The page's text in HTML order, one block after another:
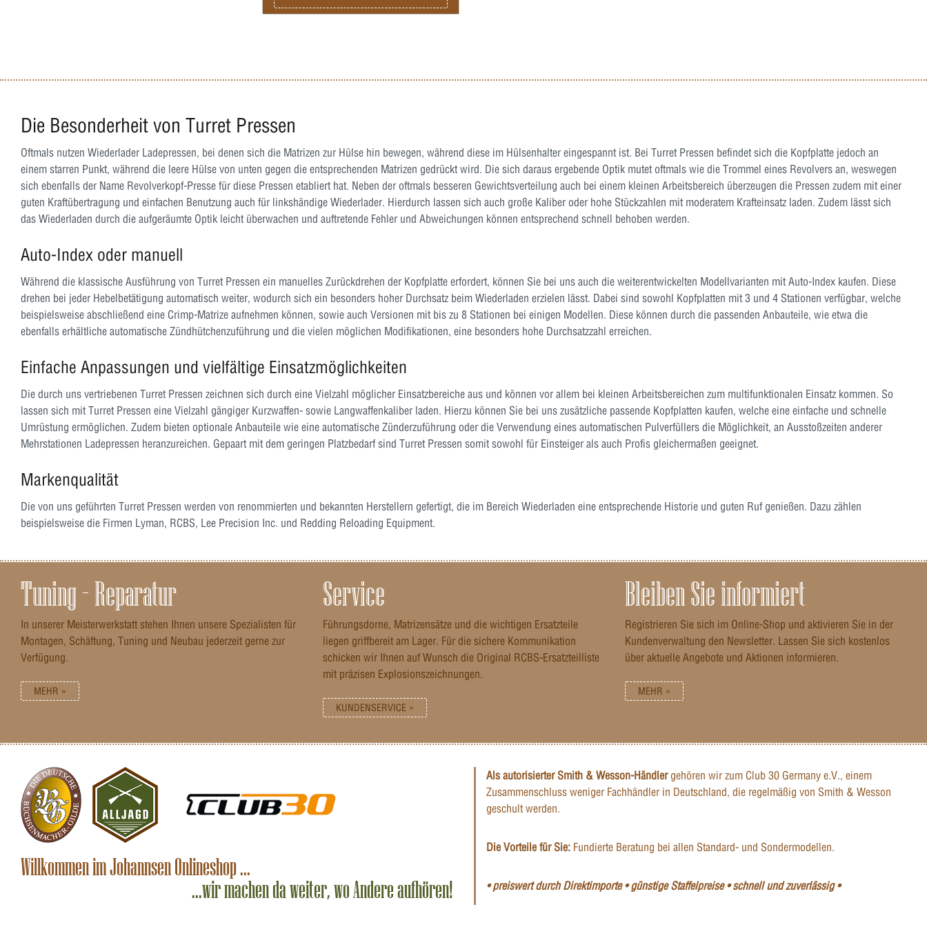
einer Kopfplatte und der automatischen
Die Besonderheit von Turret Pressen
Oftmals nutzen Wiederlader Ladepressen, bei denen sich die Matrizen zur Hülse hin bewegen, während diese im Hülsenhalter eingespannt ist. Bei Turret Pressen befindet sich die Kopfplatte jedoch an
einem starren Punkt, während die leere Hülse von unten gegen die entsprechenden Matrizen gedrückt wird. Die sich daraus ergebende Optik mutet oftmals wie die Trommel eines Revolvers an, weswegen
sich ebenfalls der Name Revolverkopf-Presse für diese Pressen etabliert hat. Neben der oftmals besseren Gewichtsverteilung auch bei einem kleinen Arbeitsbereich überzeugen die Pressen zudem mit einer
guten Kraftübertragung und einfachen Benutzung auch für linkshändige Wiederlader. Hierdurch lassen sich auch große Kaliber oder hohe Stückzahlen mit moderatem Krafteinsatz laden. Zudem lässt sich
das Wiederladen durch die aufgeräumte Optik leicht überwachen und auftretende Fehler und Abweichungen können entsprechend schnell behoben werden.
Auto-Index oder manuell
Während die klassische Ausführung von Turret Pressen ein manuelles Zurückdrehen der Kopfplatte erfordert, können Sie bei uns auch die weiterentwickelten Modellvarianten mit Auto-Index kaufen. Diese
drehen bei jeder Hebelbetätigung automatisch weiter, wodurch sich ein besonders hoher Durchsatz beim Wiederladen erzielen lässt. Dabei sind sowohl Kopfplatten mit 3 und 4 Stationen verfügbar, welche
beispielsweise abschließend eine Crimp-Matrize aufnehmen können, sowie auch Versionen mit bis zu 8 Stationen bei einigen Modellen. Diese können durch die passenden Anbauteile, wie etwa die
ebenfalls erhältliche automatische Zündhütchenzuführung und die vielen möglichen Modifikationen, eine besonders hohe Durchsatzzahl erreichen.
Einfache Anpassungen und vielfältige Einsatzmöglichkeiten
Die durch uns vertriebenen Turret Pressen zeichnen sich durch eine Vielzahl möglicher Einsatzbereiche aus und können vor allem bei kleinen Arbeitsbereichen zum multifunktionalen Einsatz kommen. So
lassen sich mit Turret Pressen eine Vielzahl gängiger Kurzwaffen- sowie Langwaffenkaliber laden. Hierzu können Sie bei uns zusätzliche passende Kopfplatten kaufen, welche eine einfache und schnelle
Umrüstung ermöglichen. Zudem bieten optionale Anbauteile wie eine automatische Zünderzuführung oder die Verwendung eines automatischen Pulverfüllers die Möglichkeit, an Ausstoßzeiten anderer
Mehrstationen Ladepressen heranzureichen. Gepaart mit dem geringen Platzbedarf sind Turret Pressen somit sowohl für Einsteiger als auch Profis gleichermaßen geeignet.
Markenqualität
Die von uns geführten Turret Pressen werden von renommierten und bekannten Herstellern gefertigt, die im Bereich Wiederladen eine entsprechende Historie und guten Ruf genießen. Dazu zählen
beispielsweise die Firmen Lyman, RCBS, Lee Precision Inc. und Redding Reloading Equipment.
Tuning – Reparatur
In unserer Meisterwerkstatt stehen Ihnen unsere Spezialisten für
Montagen, Schäftung, Tuning und Neubau jederzeit gerne zur
Verfügung.
MEHR »
Service
Führungsdorne, Matrizensätze und die wichtigen Ersatzteile
liegen griffbereit am Lager. Für die sichere Kommunikation
schicken wir Ihnen auf Wunsch die Original RCBS-Ersatzteilliste
mit präzisen Explosionszeichnungen.
KUNDENSERVICE »
Bleiben Sie informiert
Registrieren Sie sich im Online-Shop und aktivieren Sie in der
Kundenverwaltung den Newsletter. Lassen Sie sich kostenlos
über aktuelle Angebote und Aktionen informieren.
MEHR »
Willkommen im Johannsen Onlineshop ...
...wir machen da weiter, wo Andere aufhören!
Als autorisierter Smith & Wesson-Händlergehören wir zum Club 30 Germany e.V., einem
Zusammenschluss weniger Fachhändler in Deutschland, die regelmäßig von Smith & Wesson
geschult werden.
Die Vorteile für Sie: Fundierte Beratung bei allen Standard- und Sondermodellen.
• preiswert durch Direktimporte • günstige Staffelpreise • schnell und zuverlässig •